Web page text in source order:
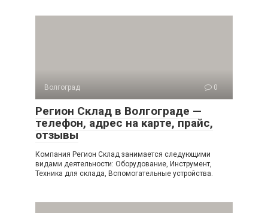
Волгоград 0
Регион Склад в Волгограде —
телефон, адрес на карте, прайс,
отзывы
Компания Регион Склад занимается следующими
видами деятельности: Оборудование, Инструмент,
Техника для склада, Вспомогательные устройства.